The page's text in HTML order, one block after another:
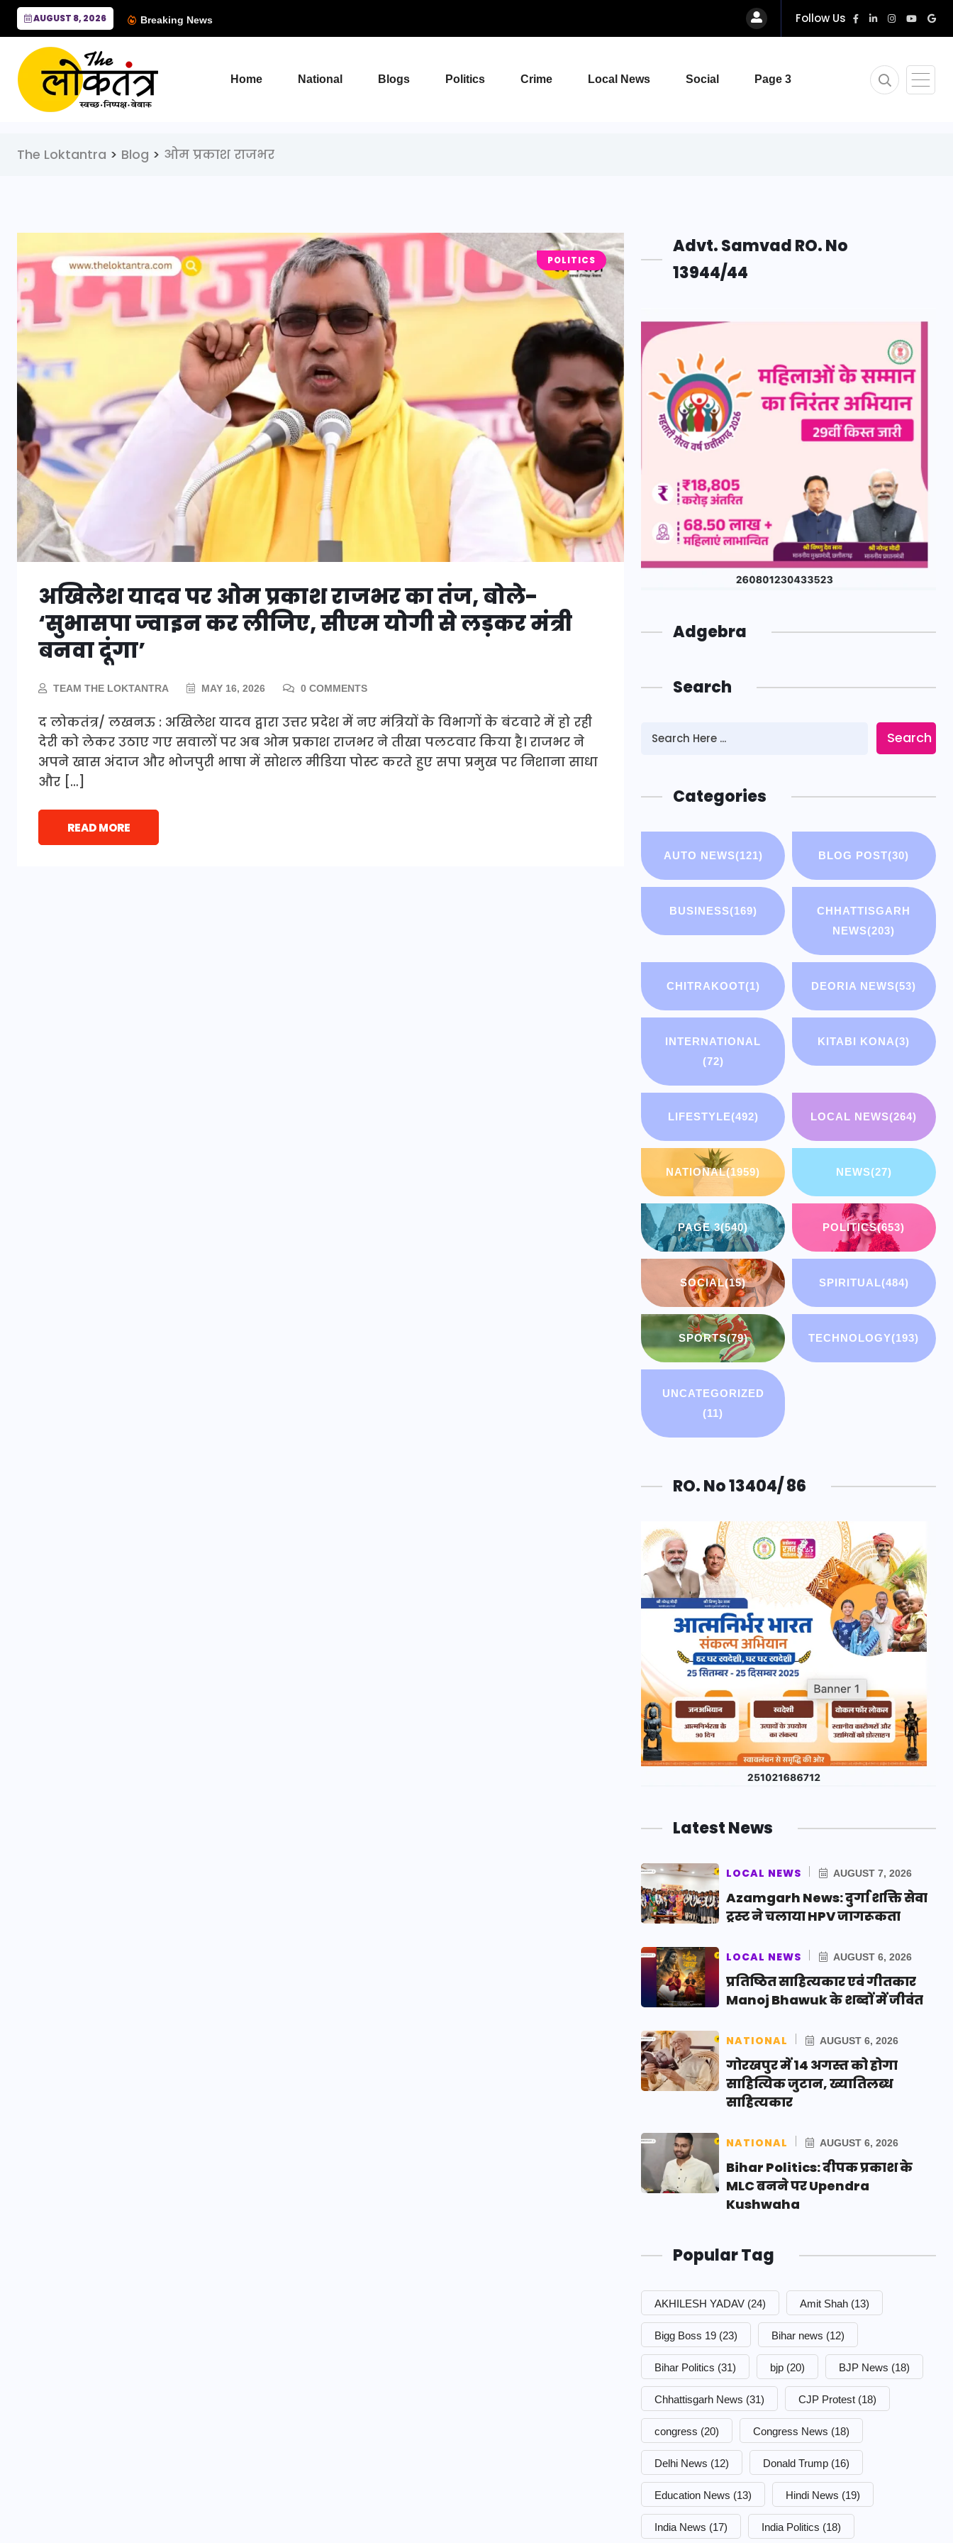
AUGUST 8, 2026 Breaking News Follow Us
Home National Blogs Politics Crime Local News Social Page 3
The Loktantra > Blog > ओम प्रकाश राजभर
POLITICS
अखिलेश यादव पर ओम प्रकाश राजभर का तंज, बोले-
‘सुभासपा ज्वाइन कर लीजिए, सीएम योगी से लड़कर मंत्री
बनवा दूंगा’
TEAM THE LOKTANTRA MAY 16, 2026 0 COMMENTS
द लोकतंत्र/ लखनऊ : अखिलेश यादव द्वारा उत्तर प्रदेश में नए मंत्रियों के विभागों के बंटवारे में हो रही
देरी को लेकर उठाए गए सवालों पर अब ओम प्रकाश राजभर ने तीखा पलटवार किया है। राजभर ने
अपने खास अंदाज और भोजपुरी भाषा में सोशल मीडिया पोस्ट करते हुए सपा प्रमुख पर निशाना साधा
और […]
READ MORE
Advt. Samvad RO. No
13944/44
Adgebra
Search
Search
Categories
AUTO NEWS(121) BLOG POST(30)
BUSINESS(169)
CHHATTISGARH
NEWS(203)
CHITRAKOOT(1) DEORIA NEWS(53)
INTERNATIONAL
(72)
KITABI KONA(3)
LIFESTYLE(492) LOCAL NEWS(264)
NATIONAL(1959) NEWS(27)
PAGE 3(540) POLITICS(653)
SOCIAL(15) SPIRITUAL(484)
SPORTS(79) TECHNOLOGY(193)
UNCATEGORIZED
(11)
RO. No 13404/ 86
Latest News
LOCAL NEWS AUGUST 7, 2026
Azamgarh News: दुर्गा शक्ति सेवा
ट्रस्ट ने चलाया HPV जागरूकता
LOCAL NEWS AUGUST 6, 2026
प्रतिष्ठित साहित्यकार एवं गीतकार
Manoj Bhawuk के शब्दों में जीवंत
NATIONAL AUGUST 6, 2026
गोरखपुर में 14 अगस्त को होगा
साहित्यिक जुटान, ख्यातिलब्ध
साहित्यकार
NATIONAL AUGUST 6, 2026
Bihar Politics: दीपक प्रकाश के
MLC बनने पर Upendra
Kushwaha
Popular Tag
AKHILESH YADAV (24) Amit Shah (13)
Bigg Boss 19 (23) Bihar news (12)
Bihar Politics (31) bjp (20) BJP News (18)
Chhattisgarh News (31) CJP Protest (18)
congress (20) Congress News (18)
Delhi News (12) Donald Trump (16)
Education News (13) Hindi News (19)
India News (17) India Politics (18)